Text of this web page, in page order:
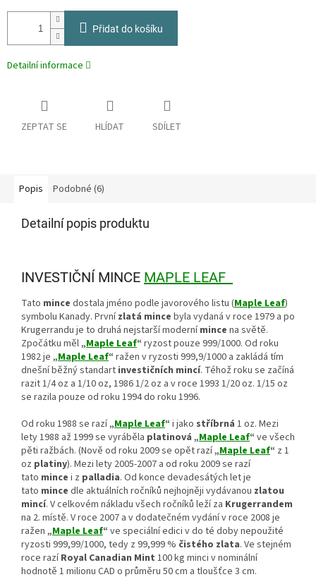
Přidat do košíku
Detailní informace
ZEPTAT SE HLÍDAT SDÍLET
Popis Podobné (6)
Detailní popis produktu
INVESTIČNÍ MINCE MAPLE LEAF
Tato mince dostala jméno podle javorového listu (Maple Leaf)
symbolu Kanady. Prvnízlatá mince byla vydaná v roce 1979 a po
Krugerrandu je to druhá nejstarší modernímince na světě.
Zpočátku měl„Maple Leaf“ ryzost pouze 999/1000. Od roku
1982 je „Maple Leaf“ ražen v ryzosti 999,9/1000 a zakládá tím
dnešní běžný standart investičních mincí. Téhož roku se začíná
razit 1/4 oz a 1/10 oz, 1986 1/2 oz a v roce 1993 1/20 oz. 1/15 oz
se razila pouze od roku 1994 do roku 1996.
Od roku 1988 se razí„Maple Leaf“ i jako stříbrná 1 oz. Mezi
lety 1988 až 1999 se vyráběla platinová „Maple Leaf“ ve všech
pěti ražbách. (Nově od roku 2009 se opět razí„Maple Leaf“ z 1
oz platiny). Mezi lety 2005-2007 a od roku 2009 se razí
tato mince i z palladia. Od konce devadesátých let je
tato mince dle aktuálních ročníků nejhojněji vydávanou zlatou
mincí. V celkovém nákladu všech ročníků leží za Krugerrandem
na 2. místě. V roce 2007 a v dodatečném vydání v roce 2008 je
ražen „Maple Leaf“ ve speciální edici v do té doby nepoužité
ryzosti 999,99/1000, tedy z 99,999 % čistého zlata. Ve stejném
roce razíRoyal Canadian Mint 100 kg minci v nominální
hodnotě 1 milionu CAD o průměru 50 cm a tloušťce 3 cm.